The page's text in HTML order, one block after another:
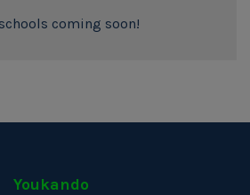
coming soon!
Youkando